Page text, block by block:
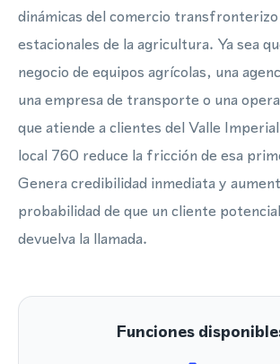
dinámicas del comercio
estacionales de la agricultura. Ya sea
negocio de equipos agrícolas, una
una empresa de transporte o una
que atiende a clientes del Valle
local 760 reduce la fricción de esa
Genera credibilidad inmediata y
probabilidad de que un cliente
devuelva la llamada.
Funciones